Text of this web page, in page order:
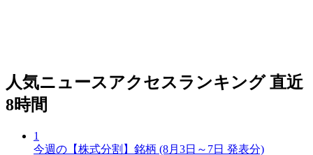
人気ニュースアクセスランキング 直近
8時間
1
今週の【株式分割】銘柄 (8月3日～7日 発表分)